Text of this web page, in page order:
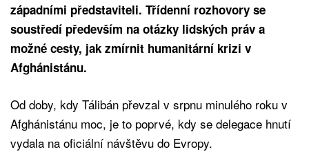
západními představiteli. Třídenní rozhovory se
soustředí především na otázky lidských práv a
možné cesty, jak zmírnit humanitární krizi v
Afghánistánu.
Od doby, kdy Tálibán převzal v srpnu minulého roku v
Afghánistánu moc, je to poprvé, kdy se delegace hnutí
vydala na oficiální návštěvu do Evropy.